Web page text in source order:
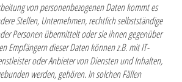
von personenbezogenen Daten kommt es
Stellen, Unternehmen, rechtlich selbstständige
Personen übermittelt oder sie ihnen gegenüber
Empfängern dieser Daten können z.B. mit IT-
oder Anbieter von Diensten und Inhalten,
werden, gehören. In solchen Fällen